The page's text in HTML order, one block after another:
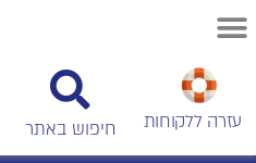
עזרה ללקוחות